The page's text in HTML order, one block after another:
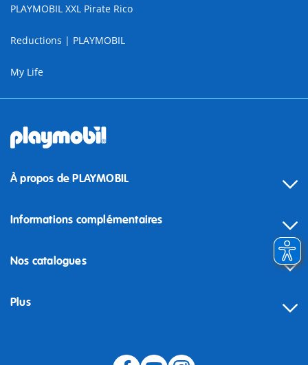
PLAYMOBIL XXL Pirate Rico
Reductions | PLAYMOBIL
My Life
À propos de PLAYMOBIL
Informations complémentaires
Nos catalogues
Plus